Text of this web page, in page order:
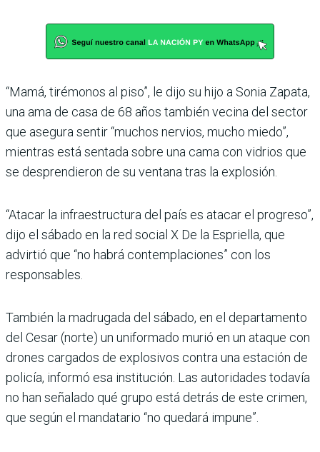
“Mamá, tirémonos al piso”, le dijo su hijo a Sonia Zapata,
una ama de casa de 68 años también vecina del sector
que asegura sentir “muchos nervios, mucho miedo”,
mientras está sentada sobre una cama con vidrios que
se desprendieron de su ventana tras la explosión.
“Atacar la infraestructura del país es atacar el progreso”,
dijo el sábado en la red social X De la Espriella, que
advirtió que “no habrá contemplaciones” con los
responsables.
También la madrugada del sábado, en el departamento
del Cesar (norte) un uniformado murió en un ataque con
drones cargados de explosivos contra una estación de
policía, informó esa institución. Las autoridades todavía
no han señalado qué grupo está detrás de este crimen,
que según el mandatario “no quedará impune”.